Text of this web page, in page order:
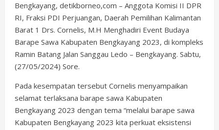
Bengkayang, detikborneo,com – Anggota Komisi II DPR
RI, Fraksi PDI Perjuangan, Daerah Pemilihan Kalimantan
Barat 1 Drs. Cornelis, M.H Menghadiri Event Budaya
Barape Sawa Kabupaten Bengkayang 2023, di kompleks
Ramin Batang Jalan Sanggau Ledo – Bengkayang. Sabtu,
(27/05/2024) Sore.
Pada kesempatan tersebut Cornelis menyampaikan
selamat terlaksana barape sawa Kabupaten
Bengkayang 2023 dengan tema “melalui barape sawa
Kabupaten Bengkayang 2023 kita perkuat eksistensi